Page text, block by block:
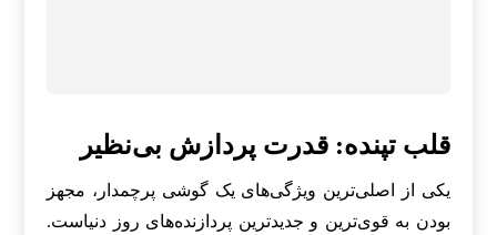
قلب تپنده: قدرت پردازش بی‌نظیر
یکی از اصلی‌ترین ویژگی‌های یک گوشی پرچمدار، مجهز
بودن به قوی‌ترین و جدیدترین پردازنده‌های روز دنیاست.